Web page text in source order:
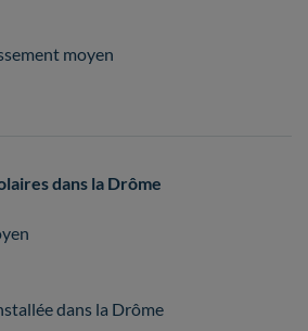
moyen
dans la Drôme
dans la Drôme